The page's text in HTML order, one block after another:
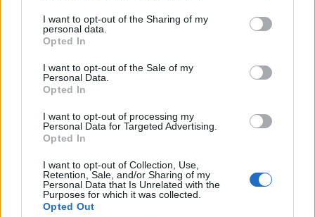
I want to opt-out of the Sharing of my
personal data.
Opted In
I want to opt-out of the Sale of my
Personal Data.
Opted In
I want to opt-out of processing my
Personal Data for Targeted Advertising.
Opted In
I want to opt-out of Collection, Use,
Retention, Sale, and/or Sharing of my
Personal Data that Is Unrelated with the
Purposes for which it was collected.
Opted Out
Συμβούλου Νότιου Τομέα Αττικής, Υποναυάρχου του
Πολεμικού Ναυτικού (ε.α) Βασίλη Πολίτη, ο οποίος
για την Αττική του Γιώργου Πατούλη. Το θέμα, Πολιτική
Προστασία, Διαχείριση Φυσικών Καταστροφών και
Ανάπτυξη του Παραλιακού Μετώπου, επίκαιρο,
ιδιαίτερα μετά τις […]